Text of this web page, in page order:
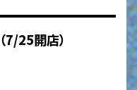
25開店）